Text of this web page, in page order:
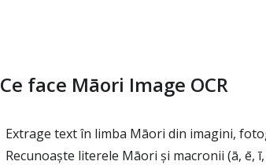
Ce face Māori Image OCR
Extrage text în limba Māori din imagini,
Recunoaște literele Māori și macronii (ā, ē,